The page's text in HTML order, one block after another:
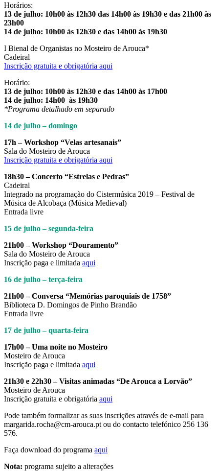
Horários:
13 de julho: 10h00 às 12h30 das 14h00 às 19h30 e das 21h00 às
23h00
14 de julho: 10h00 às 12h30 e das 14h00 às 19h30
I Bienal de Organistas no Mosteiro de Arouca*
Cadeiral
Inscrição gratuita e obrigatória aqui
Horário:
13 de julho: 10h00 às 12h30 e das 14h00 às 17h00
14 de julho: 14h00 às 19h30
*Programa detalhado em separado
14 de julho – domingo
17h – Workshop “Velas artesanais”
Sala do Mosteiro de Arouca
Inscrição gratuita e obrigatória aqui
18h30 – Concerto “Estrelas e Pedras”
Cadeiral
Integrado na programação do Cistermúsica 2019 – Festival de
Música de Alcobaça (Música Medieval)
Entrada livre
15 de julho – segunda-feira
21h00 – Workshop “Douramento”
Sala do Mosteiro de Arouca
Inscrição paga e limitada aqui
16 de julho – terça-feira
21h00 – Conversa “Memórias paroquiais de 1758”
Biblioteca D. Domingos de Pinho Brandão
Entrada livre
17 de julho – quarta-feira
17h00 – Uma noite no Mosteiro
Mosteiro de Arouca
Inscrição paga e limitada aqui
21h30 e 22h30 – Visitas animadas “De Arouca a Lorvão”
Mosteiro de Arouca
Inscrição gratuita e obrigatória aqui
Pode também formalizar as suas inscrições através de e-mail para
margarida.rocha@cm-arouca.pt ou do contacto telefónico 256 136
576.
Faça download do programa aqui
Nota: programa sujeito a alterações